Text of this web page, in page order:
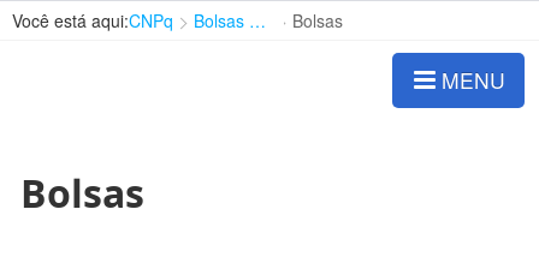
Você está aqui:CNPq Bolsas e Auxílios Vigentes Bolsas
MENU
Bolsas